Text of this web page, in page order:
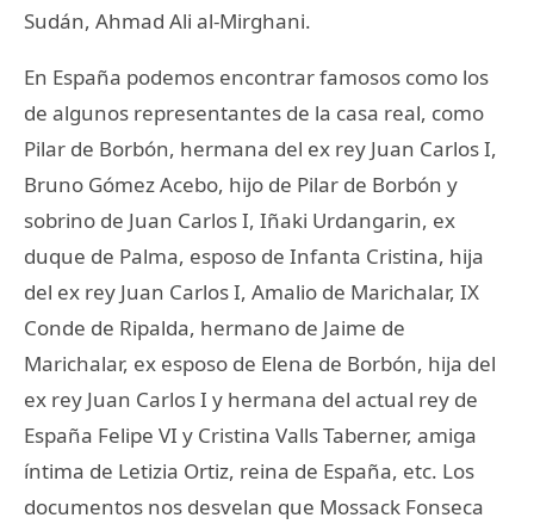
Sudán, Ahmad Ali al-Mirghani.
En España podemos encontrar famosos como los
de algunos representantes de la casa real, como
Pilar de Borbón, hermana del ex rey Juan Carlos I,
Bruno Gómez Acebo, hijo de Pilar de Borbón y
sobrino de Juan Carlos I, Iñaki Urdangarin, ex
duque de Palma, esposo de Infanta Cristina, hija
del ex rey Juan Carlos I, Amalio de Marichalar, IX
Conde de Ripalda, hermano de Jaime de
Marichalar, ex esposo de Elena de Borbón, hija del
ex rey Juan Carlos I y hermana del actual rey de
España Felipe VI y Cristina Valls Taberner, amiga
íntima de Letizia Ortiz, reina de España, etc. Los
documentos nos desvelan que Mossack Fonseca